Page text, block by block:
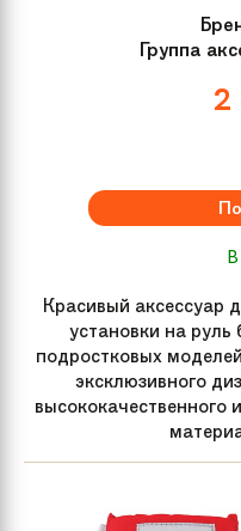
Группа
2
В
Красивый аксессуар
установки на
подростковых
эксклюзивного
высококачественного